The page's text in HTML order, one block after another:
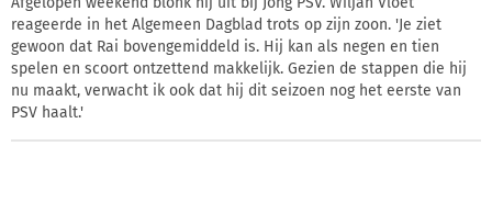
reageerde in het Algemeen Dagblad trots op zijn zoon. 'Je ziet
gewoon dat Rai bovengemiddeld is. Hij kan als negen en tien
spelen en scoort ontzettend makkelijk. Gezien de stappen die hij
nu maakt, verwacht ik ook dat hij dit seizoen nog het eerste van
PSV haalt.'